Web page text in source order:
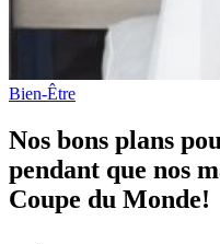
Bien-Être
Nos bons plans
pendant que nos
Coupe du Monde!